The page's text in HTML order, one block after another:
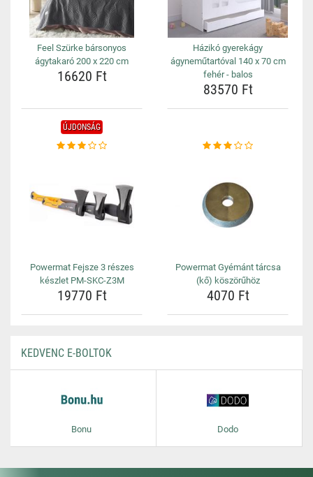
Feel Szürke bársonyos
ágytakaró 200 x 220 cm
16620 Ft
Házikó gyerekágy
ágyneműtartóval 140 x 70 cm
fehér - balos
83570 Ft
ÚJDONSÁG
Powermat Fejsze 3 részes
készlet PM-SKC-Z3M
19770 Ft
Powermat Gyémánt tárcsa
(kő) köszörűhöz
4070 Ft
KEDVENC E-BOLTOK
Bonu Dodo